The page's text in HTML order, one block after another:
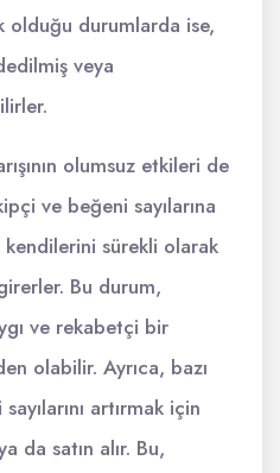
olduğu durumlarda ise,
veya
olumsuz etkileri de
ve beğeni sayılarına
kendilerini sürekli olarak
Bu durum,
ve rekabetçi bir
olabilir. Ayrıca, bazı
artırmak için
da satın alır. Bu,